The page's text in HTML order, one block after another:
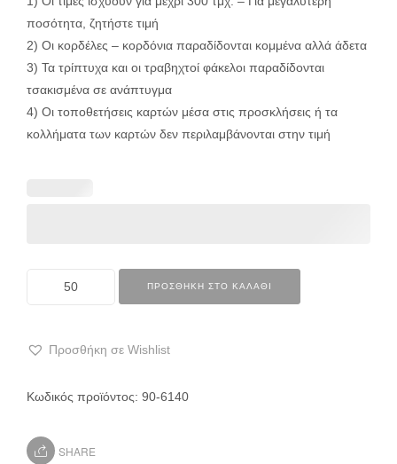
ποσότητα, ζητήστε τιμή
2) Οι κορδέλες – κορδόνια παραδίδονται κομμένα αλλά άδετα
3) Τα τρίπτυχα και οι τραβηχτοί φάκελοι παραδίδονται
τσακισμένα σε ανάπτυγμα
4) Οι τοποθετήσεις καρτών μέσα στις προσκλήσεις ή τα
κολλήματα των καρτών δεν περιλαμβάνονται στην τιμή
ΠΡΟΣΘΉΚΗ ΣΤΟ ΚΑΛΆΘΙ
Προσθήκη σε Wishlist
Κωδικός προϊόντος: 90-6140
SHARE